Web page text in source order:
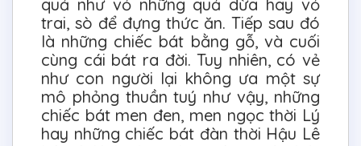
quả như vỏ những quả dừa hay vỏ
trai, sò để đựng thức ăn. Tiếp sau đó
là những chiếc bát bằng gỗ, và cuối
cùng cái bát ra đời. Tuy nhiên, có vẻ
như con người lại không ưa một sự
mô phỏng thuần tuý như vậy, những
chiếc bát men đen, men ngọc thời Lý
hay những chiếc bát đàn thời Hậu Lê